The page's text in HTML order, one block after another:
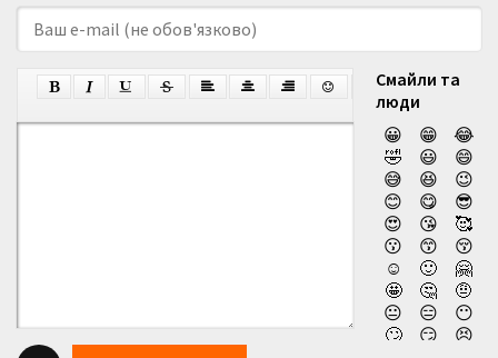
Смайли та
люди
😀
😁
😂
🤣
😃
😄
😅
😆
😉
😊
😋
😎
😍
😘
🥰
😗
😙
😚
☺️
🙂
🤗
🤩
🤔
🤨
😐
😑
😶
🙄
😏
😣